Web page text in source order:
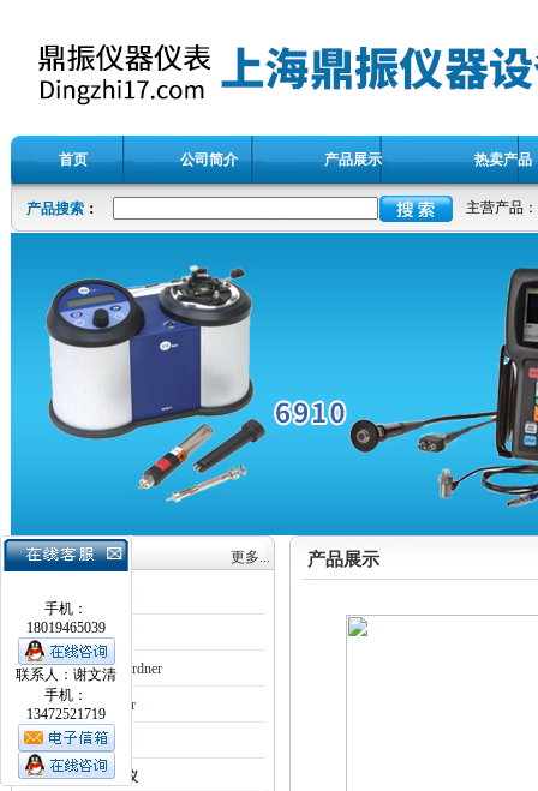
首页 公司简介 产品展示 热卖产品
产品搜索： 主营产品：
手机：
18019465039
联系人：谢文清
手机：
13472521719
产品目录 更多...
德国Erichsen
德国BYK-Gardner
英国Elcometer
耐磨试验机
色差仪光泽仪
产品展示